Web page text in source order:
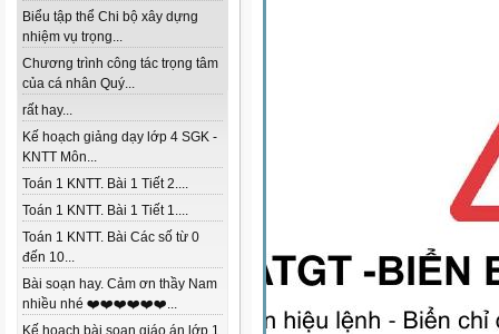
Biểu tập thể Chi bộ xây dựng
nhiệm vụ trọng...
Chương trình công tác trọng tâm
của cá nhân Quý...
rất hay...
Kế hoạch giảng dạy lớp 4 SGK -
KNTT Môn...
Toán 1 KNTT. Bài 1 Tiết 2....
Toán 1 KNTT. Bài 1 Tiết 1....
Toán 1 KNTT. Bài Các số từ 0
đến 10...
Bài soạn hay. Cảm ơn thầy Nam
nhiều nhé ❤️❤️❤️❤️❤️❤️...
Kế hoạch bài soạn giáo án lớp 1